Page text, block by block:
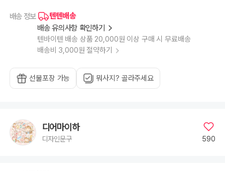
배송 정보
텐텐배송
배송 유의사항 확인하기
텐바이텐 배송 상품 20,000원 이상 구매 시 무료배송
배송비 3,000원 절약하기
선물포장 가능 뭐사지? 골라주세요
디어마이하
디자인문구 590